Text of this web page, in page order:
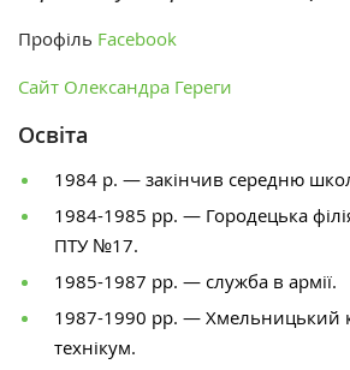
Профіль Facebook
Сайт Олександра Гереги
Освіта
1984 р. — закінчив середню
1984-1985 рр. — Городецька
ПТУ №17.
1985-1987 рр. — служба в армії.
1987-1990 рр. — Хмельницький
технікум.